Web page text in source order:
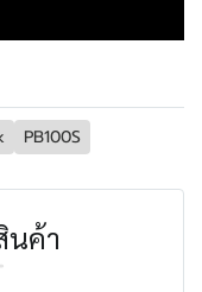
PB100S
นค้า